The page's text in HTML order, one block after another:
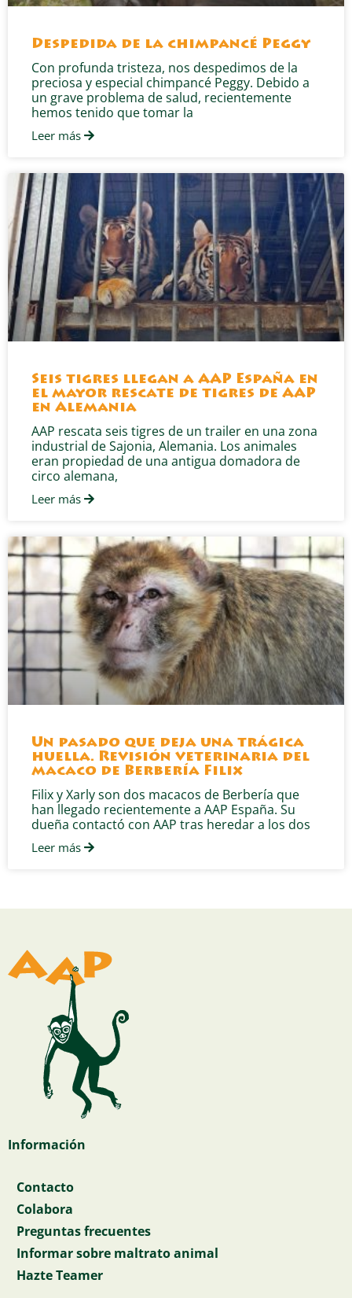
Despedida de la chimpancé Peggy
Con profunda tristeza, nos despedimos de la
preciosa y especial chimpancé Peggy. Debido a
un grave problema de salud, recientemente
hemos tenido que tomar la
Leer más
Seis tigres llegan a AAP España en
el mayor rescate de tigres de AAP
en Alemania
AAP rescata seis tigres de un trailer en una zona
industrial de Sajonia, Alemania. Los animales
eran propiedad de una antigua domadora de
circo alemana,
Leer más
Un pasado que deja una trágica
huella. Revisión veterinaria del
macaco de Berbería Filix
Filix y Xarly son dos macacos de Berbería que
han llegado recientemente a AAP España. Su
dueña contactó con AAP tras heredar a los dos
Leer más
Información
Contacto
Colabora
Preguntas frecuentes
Informar sobre maltrato animal
Hazte Teamer